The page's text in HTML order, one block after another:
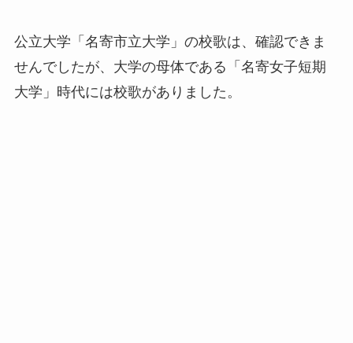
公立大学「名寄市立大学」の校歌は、確認できま
せんでしたが、大学の母体である「名寄女子短期
大学」時代には校歌がありました。